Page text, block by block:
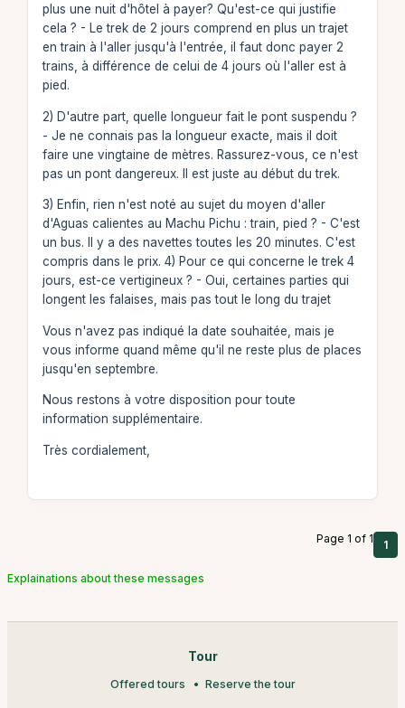
plus une nuit d'hôtel à payer? Qu'est-ce qui justifie
cela ? - Le trek de 2 jours comprend en plus un trajet
en train à l'aller jusqu'à l'entrée, il faut donc payer 2
trains, à différence de celui de 4 jours où l'aller est à
pied.
2) D'autre part, quelle longueur fait le pont suspendu ?
- Je ne connais pas la longueur exacte, mais il doit
faire une vingtaine de mètres. Rassurez-vous, ce n'est
pas un pont dangereux. Il est juste au début du trek.
3) Enfin, rien n'est noté au sujet du moyen d'aller
d'Aguas calientes au Machu Pichu : train, pied ? - C'est
un bus. Il y a des navettes toutes les 20 minutes. C'est
compris dans le prix. 4) Pour ce qui concerne le trek 4
jours, est-ce vertigineux ? - Oui, certaines parties qui
longent les falaises, mais pas tout le long du trajet
Vous n'avez pas indiqué la date souhaitée, mais je
vous informe quand même qu'il ne reste plus de places
jusqu'en septembre.
Nous restons à votre disposition pour toute
information supplémentaire.
Très cordialement,
Page 1 of 1 1
Explainations about these messages
Tour
Offered tours Reserve the tour